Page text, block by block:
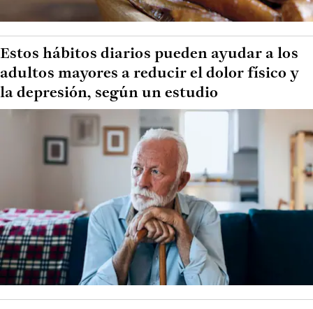
Estos hábitos diarios pueden ayudar a los
adultos mayores a reducir el dolor físico y
la depresión, según un estudio